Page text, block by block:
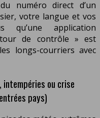
numéro direct d’un
votre langue et vos
application
de contrôle » est
longs-courriers avec
intempéries ou crise
pays)